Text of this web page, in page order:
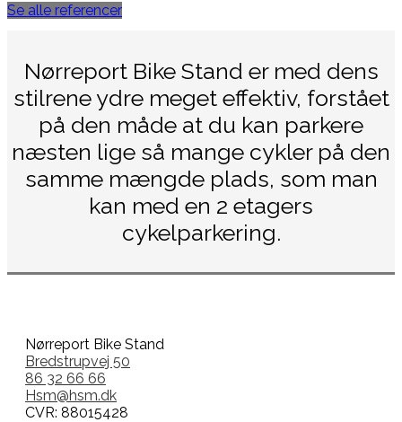
Se alle referencer
Nørreport Bike Stand er med dens
stilrene ydre meget effektiv, forstået
på den måde at du kan parkere
næsten lige så mange cykler på den
samme mængde plads, som man
kan med en 2 etagers
cykelparkering.
Nørreport Bike Stand
Bredstrupvej 50
86 32 66 66
Hsm@hsm.dk
CVR: 88015428